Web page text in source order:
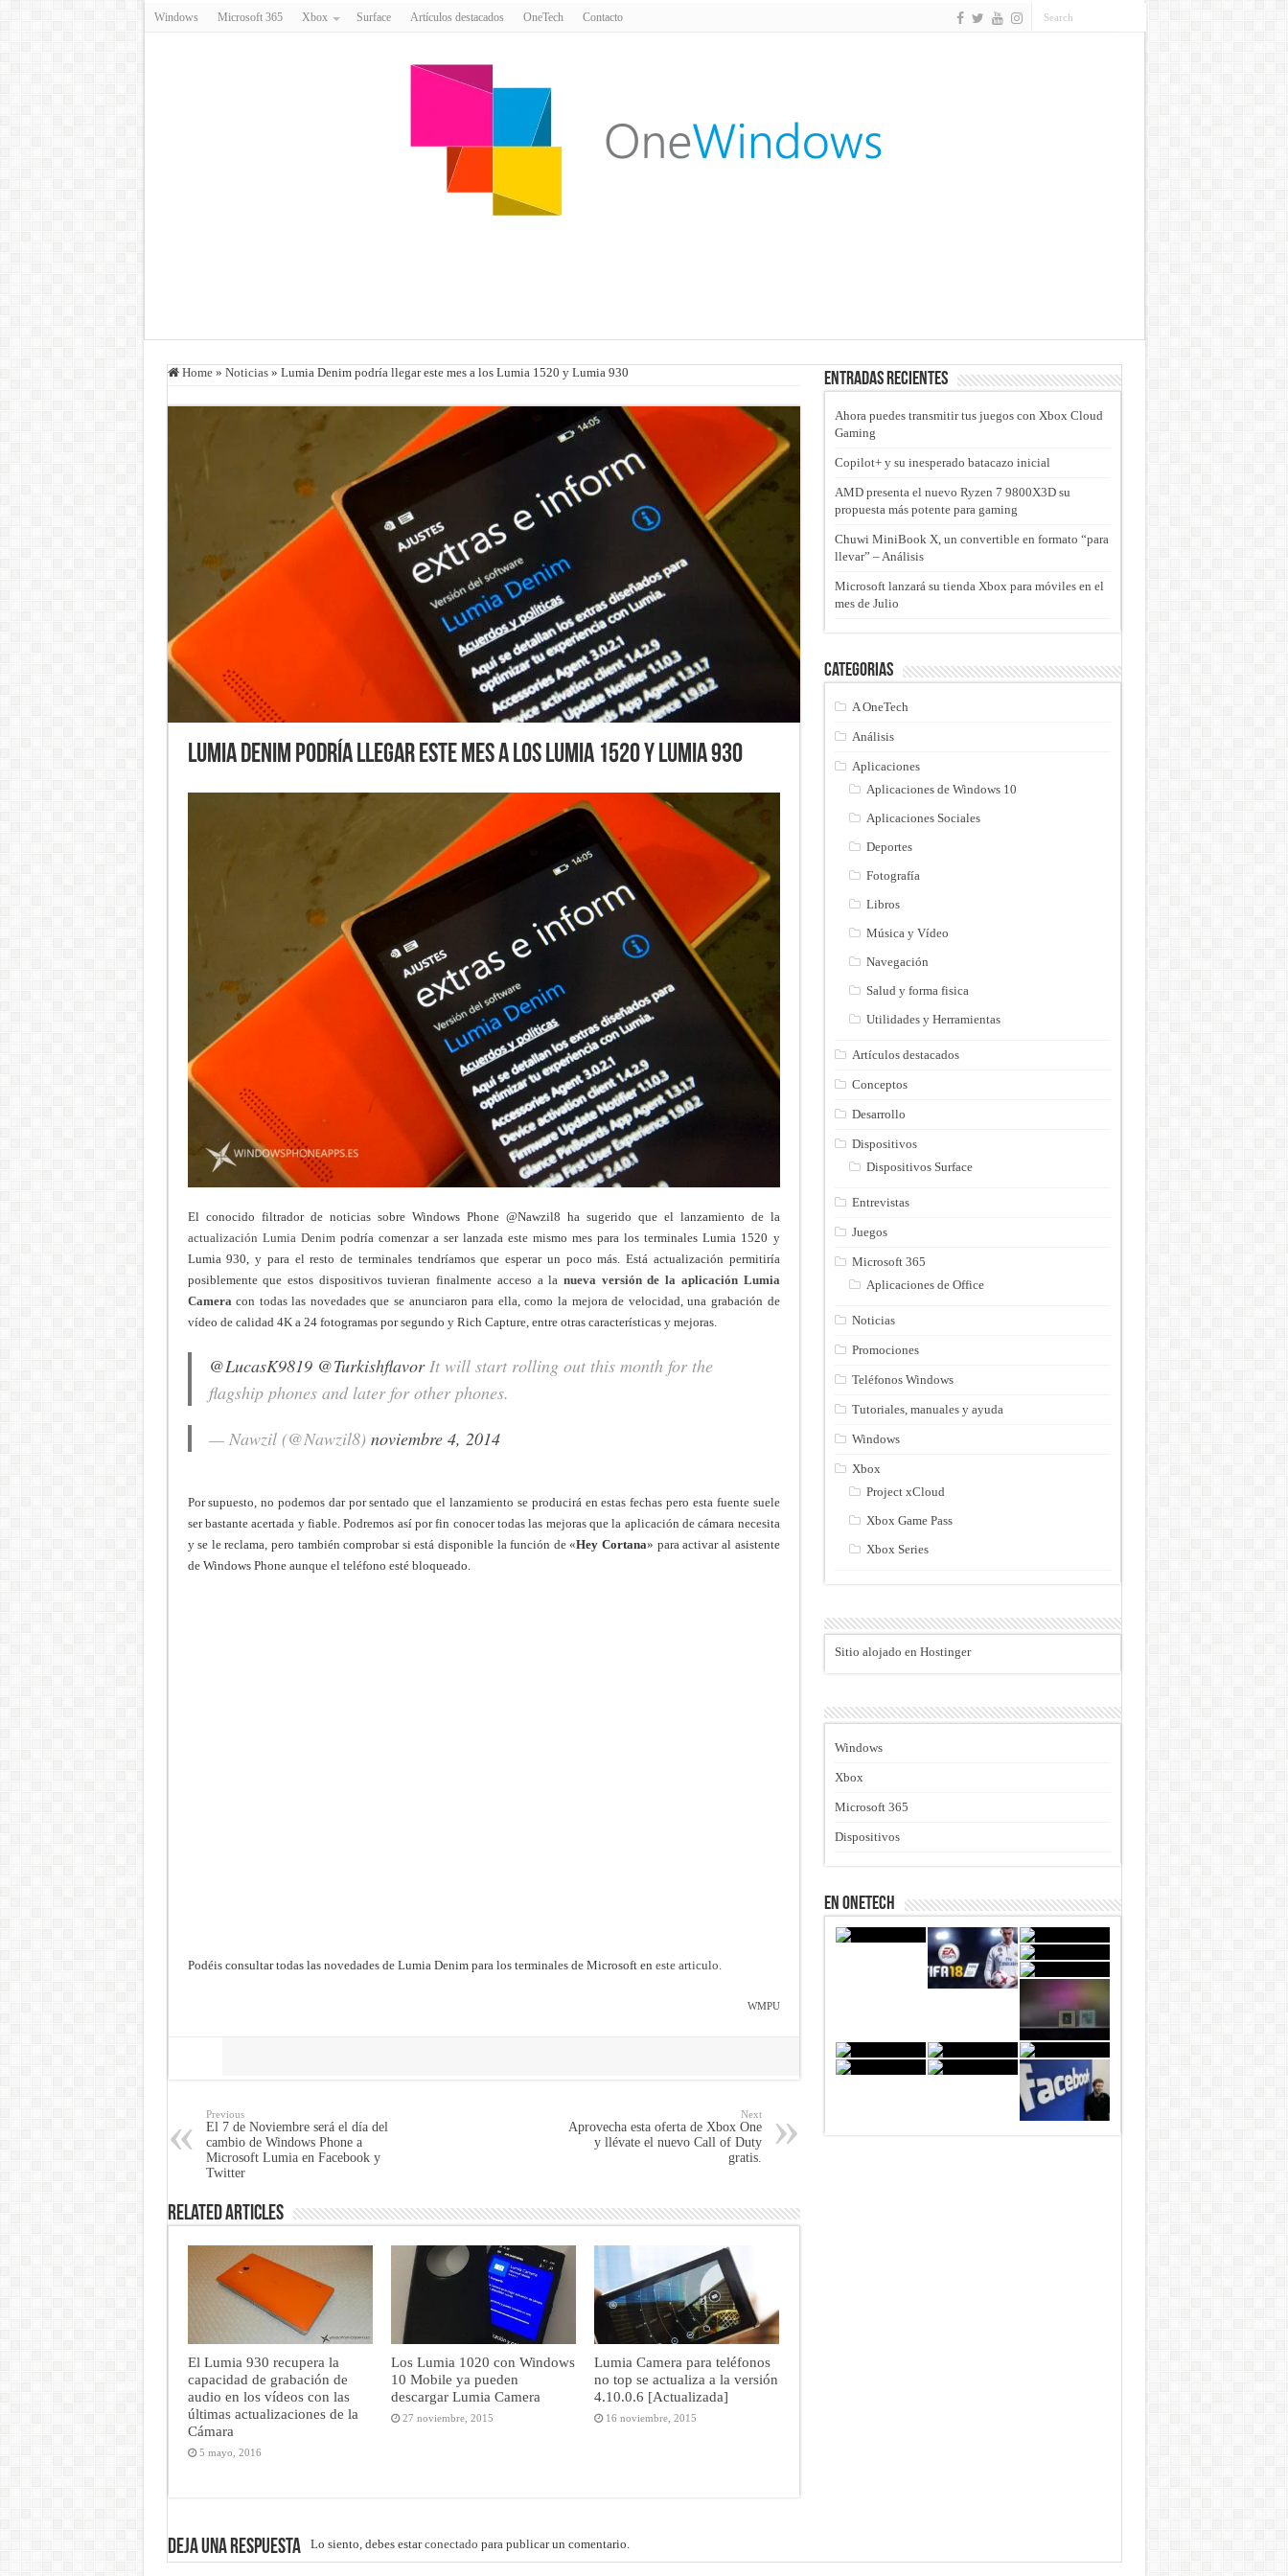
Windows Microsoft 365 Xbox Surface Artículos destacados OneTech Contacto
Home » Noticias » Lumia Denim podría llegar este mes a los Lumia 1520 y Lumia 930
Lumia Denim podría llegar este mes a los Lumia 1520 y Lumia 930
El conocido filtrador de noticias sobre Windows Phone @Nawzil8 ha sugerido que el lanzamiento de la
actualización Lumia Denimpodría comenzar a ser lanzada este mismo mes para los terminales Lumia 1520 y
Lumia 930, y para el resto de terminales tendríamos que esperar un poco más. Está actualización permitiría
posiblemente que estos dispositivos tuvieran finalmente acceso a la nueva versión de la aplicación Lumia
Camera con todas las novedades que se anunciaron para ella, como la mejora de velocidad, una grabación de
vídeo de calidad 4K a 24 fotogramas por segundo y Rich Capture, entre otras características y mejoras.
@LucasK9819 @TurkishflavorIt will start rolling out this month for the
flagship phones and later for other phones.
— Nawzil (@Nawzil8) noviembre 4, 2014
Por supuesto, no podemos dar por sentado que el lanzamiento se producirá en estas fechas pero esta fuente suele
ser bastante acertada y fiable. Podremos así por fin conocer todas las mejoras que la aplicación de cámara necesita
y se le reclama, pero también comprobar si está disponible la función de «Hey Cortana» para activar al asistente
de Windows Phone aunque el teléfono esté bloqueado.
Podéis consultar todas las novedades de Lumia Denim para los terminales de Microsoft en este articulo
WMPU
Previous
El 7 de Noviembre será el día del
cambio de Windows Phone a
Microsoft Lumia en Facebook y
Twitter
Next
Aprovecha esta oferta de Xbox One
y llévate el nuevo Call of Duty
gratis.
Related Articles
El Lumia 930 recupera la
capacidad de grabación de
audio en los vídeos con las
últimas actualizaciones de la
Cámara
5 mayo, 2016
Los Lumia 1020 con Windows
10 Mobile ya pueden
descargar Lumia Camera
27 noviembre, 2015
Lumia Camera para teléfonos
no top se actualiza a la versión
4.10.0.6 [Actualizada]
16 noviembre, 2015
Deja una respuesta Lo siento, debes estarconectado para publicar un comentario.
Entradas recientes
Ahora puedes transmitir tus juegos con Xbox Cloud
Gaming
Copilot+ y su inesperado batacazo inicial
AMD presenta el nuevo Ryzen 7 9800X3D su
propuesta más potente para gaming
Chuwi MiniBook X, un convertible en formato “para
llevar” – Análisis
Microsoft lanzará su tienda Xbox para móviles en el
mes de Julio
Categorias
A OneTech
Análisis
Aplicaciones
Aplicaciones de Windows 10
Aplicaciones Sociales
Deportes
Fotografía
Libros
Música y Vídeo
Navegación
Salud y forma fisica
Utilidades y Herramientas
Artículos destacados
Conceptos
Desarrollo
Dispositivos
Dispositivos Surface
Entrevistas
Juegos
Microsoft 365
Aplicaciones de Office
Noticias
Promociones
Teléfonos Windows
Tutoriales, manuales y ayuda
Windows
Xbox
Project xCloud
Xbox Game Pass
Xbox Series
Sitio alojado en Hostinger
Windows
Xbox
Microsoft 365
Dispositivos
En Onetech